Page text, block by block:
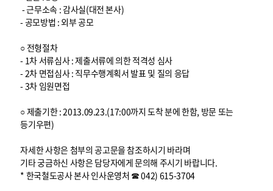
- 근무소속 : 감사실(대전 본사)
- 공모방법 : 외부 공모
○ 전형절차
- 1차 서류심사 : 제출서류에 의한 적격성 심사
- 2차 면접심사 : 직무수행계획서 발표 및 질의 응답
- 3차 임원면접
○ 제출기한 : 2013.09.23.(17:00까지 도착 분에 한함, 방문 또는
등기우편)
자세한 사항은 첨부의 공고문을 참조하시기 바라며
기타 궁금하신 사항은 담당자에게 문의해 주시기 바랍니다.
* 한국철도공사 본사 인사운영처 ☎ 042) 615-3704